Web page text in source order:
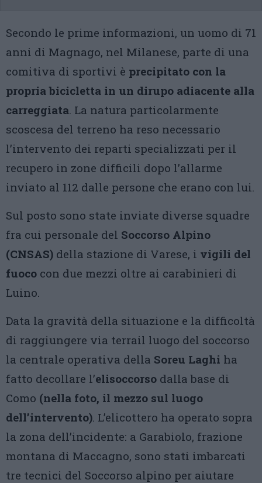
Secondo le prime informazioni, un uomo di 71
anni di Magnago, nel Milanese, parte di una
comitiva di sportivi è precipitato con la
propria bicicletta in un dirupo adiacente alla
carreggiata. La natura particolarmente
scoscesa del terreno ha reso necessario
l’intervento dei reparti specializzati per il
recupero in zone difficili dopo l’allarme
inviato al 112 dalle persone che erano con lui.
Sul posto sono state inviate diverse squadre
fra cui personale del Soccorso Alpino
(CNSAS) della stazione di Varese, i vigili del
fuoco con due mezzi oltre ai carabinieri di
Luino.
Data la gravità della situazione e la difficoltà
di raggiungere via terrail luogo del soccorso
la centrale operativa della Soreu Laghi ha
fatto decollare l’elisoccorso dalla base di
Como (nella foto, il mezzo sul luogo
dell’intervento). L’elicottero ha operato sopra
la zona dell’incidente: a Garabiolo, frazione
montana di Maccagno, sono stati imbarcati
tre tecnici del Soccorso alpino per aiutare